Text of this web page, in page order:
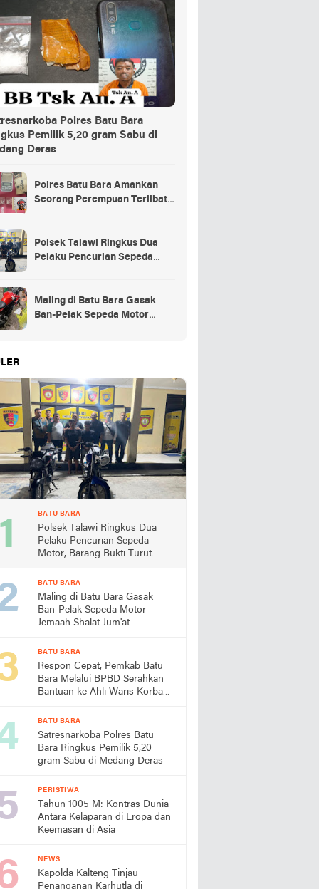
Polres Batu Bara
Pemilik 5,20 gram Sabu di
Deras
Polres Batu Bara Amankan
Seorang Perempuan Terlibat
Polsek Talawi Ringkus Dua
Pelaku Pencurian Sepeda
Maling di Batu Bara Gasak
Ban-Pelak Sepeda Motor
BATU BARA
Polsek Talawi Ringkus Dua
Pelaku Pencurian Sepeda
Motor, Barang Bukti Turut
BATU BARA
Maling di Batu Bara Gasak
Ban-Pelak Sepeda Motor
Jemaah Shalat Jum'at
BATU BARA
Respon Cepat, Pemkab Batu
Bara Melalui BPBD Serahkan
Bantuan ke Ahli Waris Korban
BATU BARA
Satresnarkoba Polres Batu
Bara Ringkus Pemilik 5,20
gram Sabu di Medang Deras
PERISTIWA
Tahun 1005 M: Kontras Dunia
Antara Kelaparan di Eropa dan
Keemasan di Asia
NEWS
Kapolda Kalteng Tinjau
Penanganan Karhutla di